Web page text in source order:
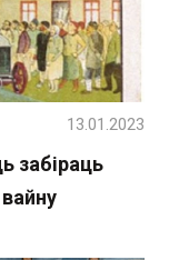
забіраць
13.01.2023